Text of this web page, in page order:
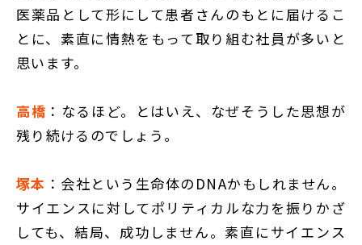
医薬品として形にして患者さんのもとに届けるこ
とに、素直に情熱をもって取り組む社員が多いと
思います。
高橋 ：なるほど。とはいえ、なぜそうした思想が
残り続けるのでしょう。
塚本 ：会社という生命体のDNAかもしれません。
サイエンスに対してポリティカルな力を振りかざ
しても、結局、成功しません。素直にサイエンス